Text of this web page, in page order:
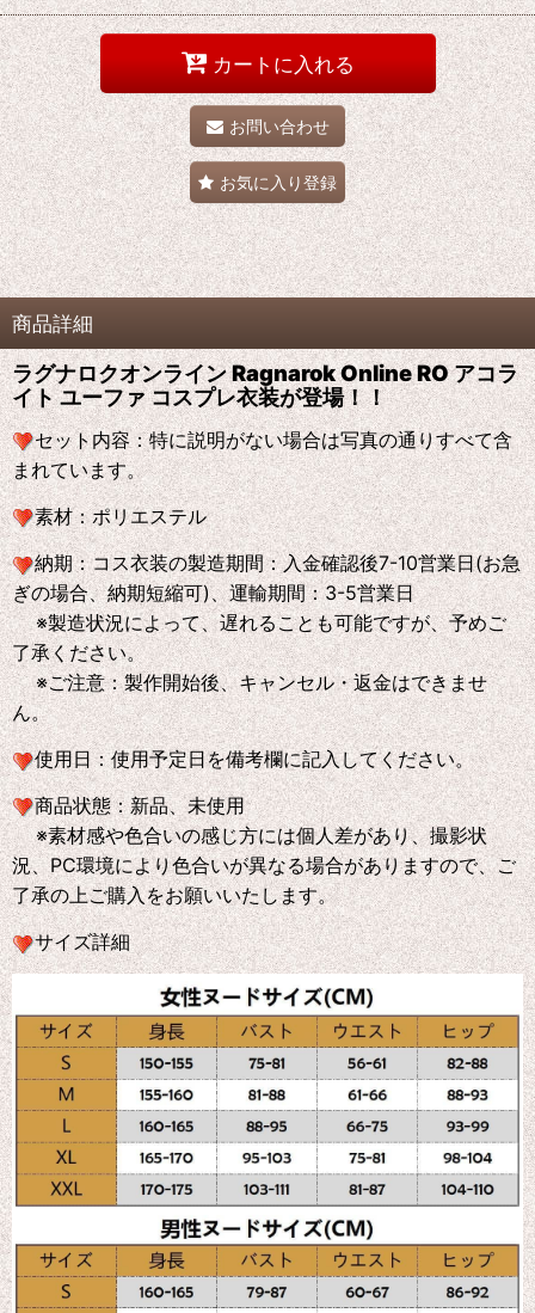
カートに入れる
お問い合わせ
お気に入り登録
商品詳細
ラグナロクオンライン Ragnarok Online RO アコラ
イト ユーファ コスプレ衣装が登場！！
セット内容：特に説明がない場合は写真の通りすべて含
まれています。
素材：ポリエステル
納期：コス衣装の製造期間：入金確認後7-10営業日(お急
ぎの場合、納期短縮可)、運輸期間：3-5営業日
※製造状況によって、遅れることも可能ですが、予めご
了承ください。
※ご注意：製作開始後、キャンセル・返金はできませ
ん。
使用日：使用予定日を備考欄に記入してください。
商品状態：新品、未使用
※素材感や色合いの感じ方には個人差があり、撮影状
況、PC環境により色合いが異なる場合がありますので、ご
了承の上ご購入をお願いいたします。
サイズ詳細